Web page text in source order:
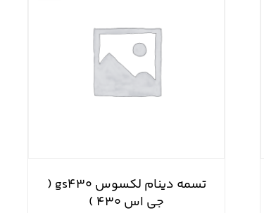
تسمه دینام لکسوس gs۴۳۰ (
جی اس ۴۳۰ )